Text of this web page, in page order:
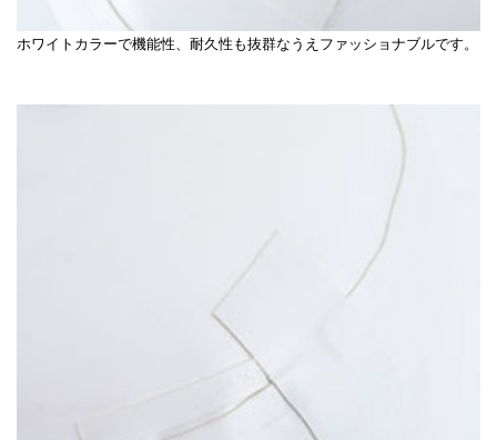
ホワイトカラーで機能性、耐久性も抜群なうえファッショナブルです。